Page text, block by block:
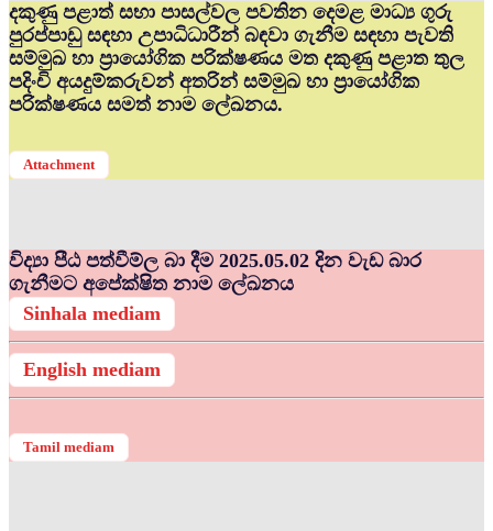
දකුණු පළාත් සභා පාසල්වල පවතින දෙමළ මාධ්‍ය ගුරු
පුරප්පාඩු සඳහා උපාධිධාරීන් බඳවා ගැනීම සඳහා පැවති
සම්මුඛ හා ප්‍රායෝගික පරික්ෂණය මත දකුණු පළාත තුල
පදිංචි අයදුම්කරුවන් අතරින් සම්මුඛ හා ප්‍රායෝගික
පරික්ෂණය සමත් නාම ලේඛනය.
Attachment
විද්‍යා පීඨ පත්වීම්ල බා දීම 2025.05.02 දින වැඩ බාර
ගැනීමට අපේක්ෂිත නාම ලේඛනය
Sinhala mediam
English mediam
Tamil mediam